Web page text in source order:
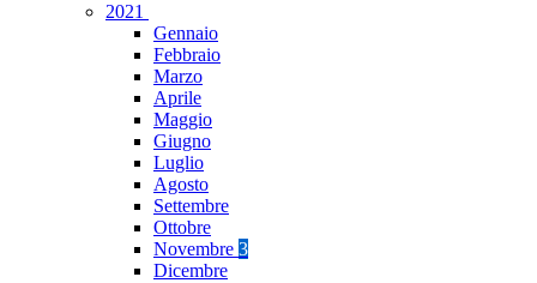
2021
Gennaio
Febbraio
Marzo
Aprile
Maggio
Giugno
Luglio
Agosto
Settembre
Ottobre
Novembre 3
Dicembre